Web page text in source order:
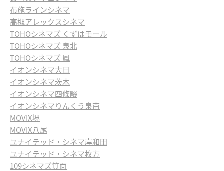
布施ラインシネマ
高槻アレックスシネマ
TOHOシネマズ くずはモール
TOHOシネマズ 泉北
TOHOシネマズ 鳳
イオンシネマ大日
イオンシネマ茨木
イオンシネマ四條畷
イオンシネマりんくう泉南
MOVIX堺
MOVIX八尾
ユナイテッド・シネマ岸和田
ユナイテッド・シネマ枚方
109シネマズ箕面